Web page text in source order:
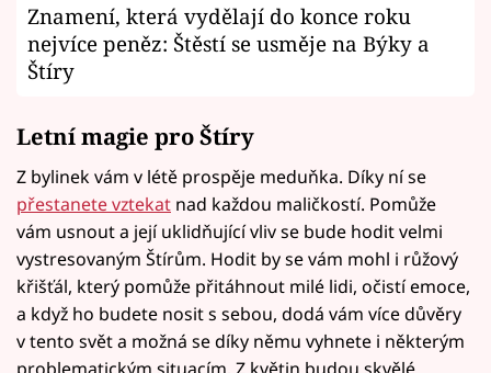
Znamení, která vydělají do konce roku
nejvíce peněz: Štěstí se usměje na Býky a
Štíry
Letní magie pro Štíry
Z bylinek vám v létě prospěje meduňka. Díky ní se
přestanete vztekat nad každou maličkostí. Pomůže
vám usnout a její uklidňující vliv se bude hodit velmi
vystresovaným Štírům. Hodit by se vám mohl i růžový
křišťál, který pomůže přitáhnout milé lidi, očistí emoce,
a když ho budete nosit s sebou, dodá vám více důvěry
v tento svět a možná se díky němu vyhnete i některým